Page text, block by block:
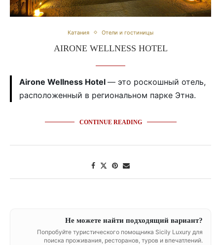
Катания Отели и гостиницы
AIRONE WELLNESS HOTEL
Airone Wellness Hotel — это роскошный отель,
расположенный в региональном парке Этна.
CONTINUE READING
Не можете найти подходящий вариант?
Попробуйте туристического помощника Sicily Luxury для
поиска проживания, ресторанов, туров и впечатлений.